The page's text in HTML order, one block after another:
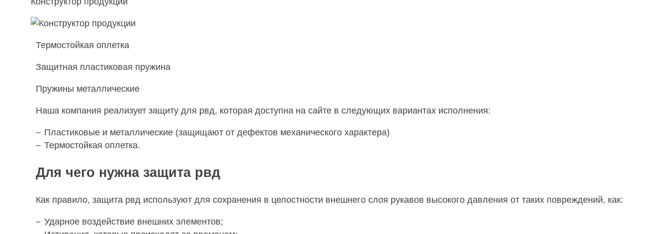
Термостойкая оплетка
Защитная пластиковая пружина
Пружины металлические
Наша компания реализует защиту для рвд, которая доступна на сайте в следующих вариантах исполнения:
Пластиковые и металлические (защищают от дефектов механического характера)
Термостойкая оплетка.
Для чего нужна защита рвд
Как правило, защита рвд используют для сохранения в целостности внешнего слоя рукавов высокого давления от таких повреждений, как:
Ударное воздействие внешних элементов;